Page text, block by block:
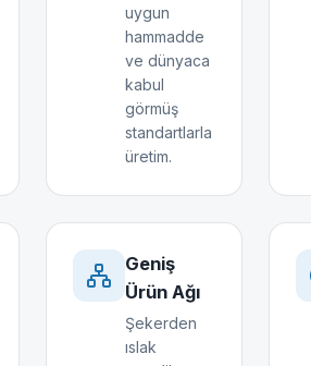
uygun
hammadde
ve dünyaca
kabul
görmüş
standartlarla
üretim.
Geniş
Ürün Ağı
Şekerden
ıslak